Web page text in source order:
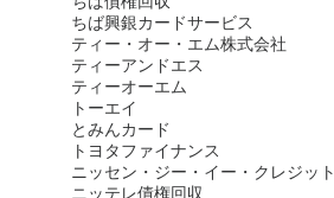
ちば興銀カードサービス
ティー・オー・エム株式会社
ティーアンドエス
ティーオーエム
トーエイ
とみんカード
トヨタファイナンス
ニッセン・ジー・イー・クレジット
ニッテレ債権回収